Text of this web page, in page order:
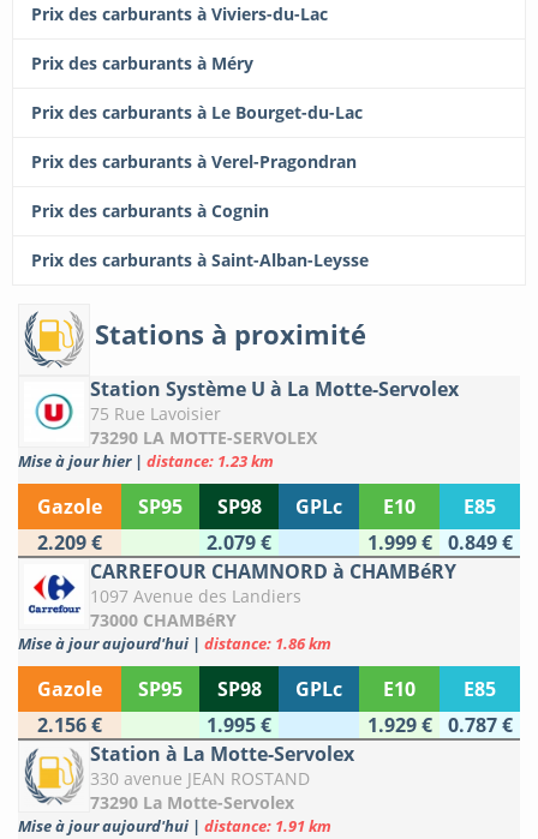
Prix des carburants à Viviers-du-Lac
Prix des carburants à Méry
Prix des carburants à Le Bourget-du-Lac
Prix des carburants à Verel-Pragondran
Prix des carburants à Cognin
Prix des carburants à Saint-Alban-Leysse
Stations à proximité
Station Système U à La Motte-Servolex
75 Rue Lavoisier
73290 LA MOTTE-SERVOLEX
Mise à jour hier | distance: 1.23 km
Gazole SP95 SP98 GPLc E10
E85
2.209 €
2.079 € 1.999 €
0.849 €
CARREFOUR CHAMNORD à CHAMBéRY
1097 Avenue des Landiers
73000 CHAMBéRY
Mise à jour aujourd'hui | distance: 1.86 km
Gazole SP95 SP98 GPLc E10
E85
2.156 €
1.995 € 1.929 €
0.787 €
Station à La Motte-Servolex
330 avenue JEAN ROSTAND
73290 La Motte-Servolex
Mise à jour aujourd'hui | distance: 1.91 km